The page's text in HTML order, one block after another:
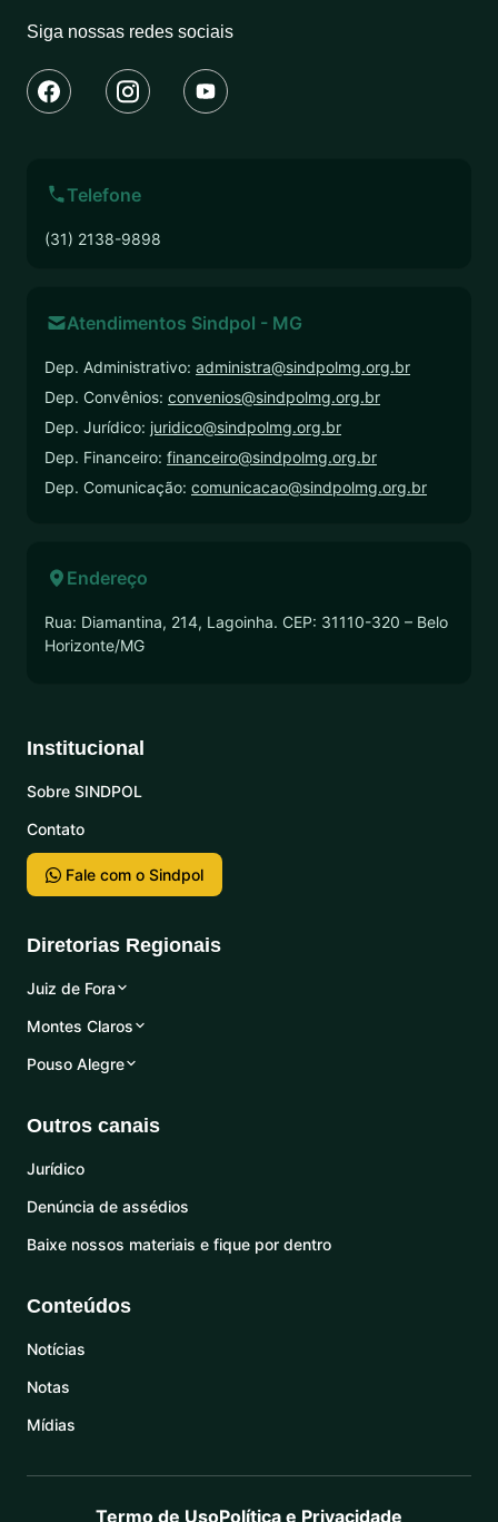
Siga nossas redes sociais
Telefone
(31) 2138-9898
Atendimentos Sindpol - MG
Dep. Administrativo: administra@sindpolmg.org.br
Dep. Convênios: convenios@sindpolmg.org.br
Dep. Jurídico: juridico@sindpolmg.org.br
Dep. Financeiro: financeiro@sindpolmg.org.br
Dep. Comunicação: comunicacao@sindpolmg.org.br
Endereço
Rua: Diamantina, 214, Lagoinha. CEP: 31110-320 – Belo
Horizonte/MG
Institucional
Sobre SINDPOL
Contato
Fale com o Sindpol
Diretorias Regionais
Juiz de Fora
Montes Claros
Pouso Alegre
Outros canais
Jurídico
Denúncia de assédios
Baixe nossos materiais e fique por dentro
Conteúdos
Notícias
Notas
Mídias
Termo de UsoPolítica e Privacidade